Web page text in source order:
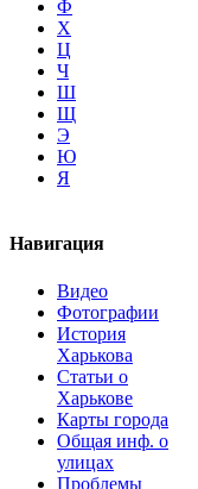
Ф
Х
Ц
Ч
Ш
Щ
Э
Ю
Я
Навигация
Видео
Фотографии
История
Харькова
Статьи о
Харькове
Карты города
Общая инф. о
улицах
Проблемы